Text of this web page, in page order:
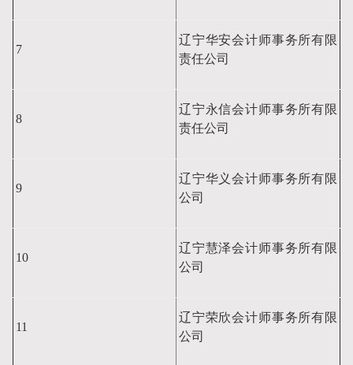
7
辽宁华安会计师事务所有限
责任公司
8
辽宁永信会计师事务所有限
责任公司
9
辽宁华义会计师事务所有限
公司
10
辽宁慧泽会计师事务所有限
公司
11
辽宁荣欣会计师事务所有限
公司